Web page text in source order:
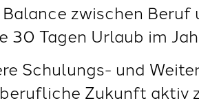
Balance zwischen
30 Tagen Urlaub im
Schulungs- und
Zukunft aktiv